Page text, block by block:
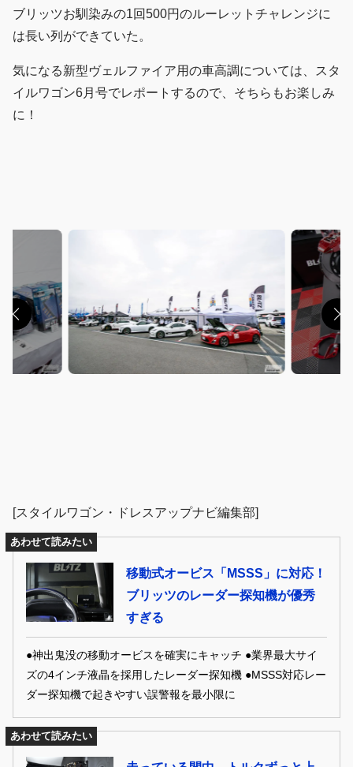
ブリッツお馴染みの1回500円のルーレットチャレンジに
は長い列ができていた。
気になる新型ヴェルファイア用の車高調については、スタ
イルワゴン6月号でレポートするので、そちらもお楽しみ
に！
[スタイルワゴン・ドレスアップナビ編集部]
あわせて読みたい
移動式オービス「MSSS」に対応！
ブリッツのレーダー探知機が優秀
すぎる
●神出鬼没の移動オービスを確実にキャッチ ●業界最大サイ
ズの4インチ液晶を採用したレーダー探知機 ●MSSS対応レー
ダー探知機で起きやすい誤警報を最小限に
あわせて読みたい